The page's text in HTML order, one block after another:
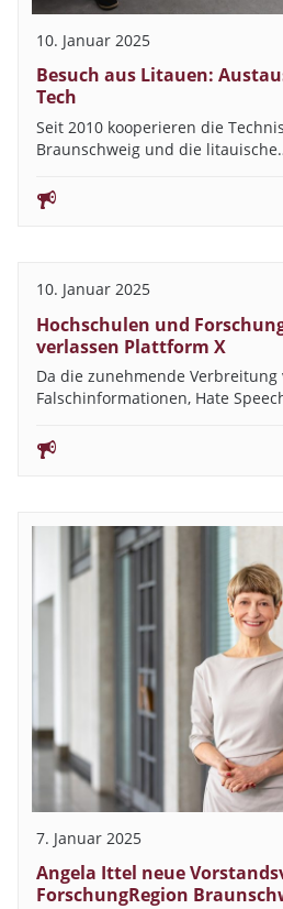
10. Januar 2025
Besuch aus Litauen:
Tech
Seit 2010 kooperieren die
Braunschweig und die
10. Januar 2025
Hochschulen und
verlassen Plattform X
Da die zunehmende Verbreitung
Falschinformationen, Hate
7. Januar 2025
Angela Ittel neue
ForschungRegion